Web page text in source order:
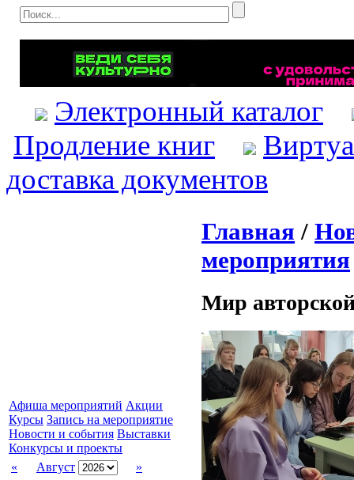
Электронный каталог
Продление книг
доставка документов
Афиша мероприятий Акции
Курсы Запись на мероприятие
Новости и события Выставки
Конкурсы и проекты
«
Август
»
Главная /
мероприятия
Мир